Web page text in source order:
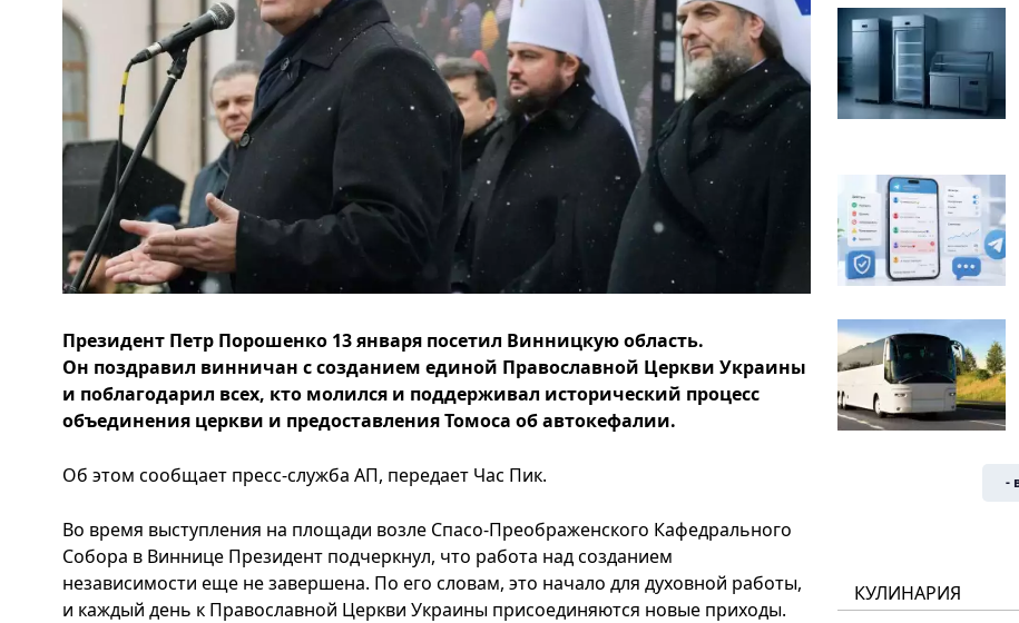
Президент Петр Порошенко 13 января посетил Винницкую область.
Он поздравил винничан с созданием единой Православной Церкви Украины
и поблагодарил всех, кто молился и поддерживал исторический процесс
объединения церкви и предоставления Томоса об автокефалии.
Об этом сообщает пресс-служба АП, передает Час Пик.
Во время выступления на площади возле Спасо-Преображенского Кафедрального
Собора в Виннице Президент подчеркнул, что работа над созданием
независимости еще не завершена. По его словам, это начало для духовной работы,
и каждый день к Православной Церкви Украины присоединяются новые приходы.
-
КУЛИНАРИЯ